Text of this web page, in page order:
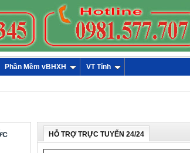
Phần Mềm vBHXH
VT Tỉnh
HỖ TRỢ TRỰC TUYẾN 24/24